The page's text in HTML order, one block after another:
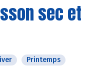
sec et
Printemps